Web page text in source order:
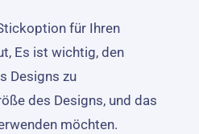
für Ihren
Es ist wichtig, den
Designs zu
des Designs, und das
möchten.